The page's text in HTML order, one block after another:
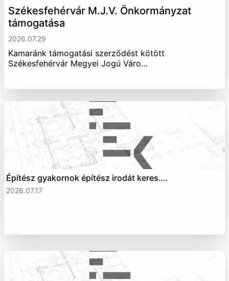
Székesfehérvár M.J.V. Önkormányzat
támogatása
2026.07.29
Kamaránk támogatási szerződést kötött
Székesfehérvár Megyei Jogú Váro…
Építész gyakornok építész irodát keres….
2026.07.17